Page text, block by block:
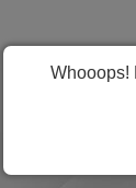
Whooops!